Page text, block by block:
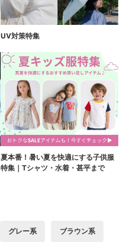
UV対策特集
夏本番！暑い夏を快適にする子供服
特集｜Tシャツ・水着・甚平まで
グレー系 ブラウン系